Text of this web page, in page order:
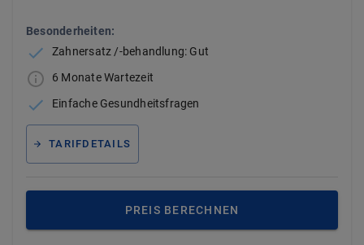
Besonderheiten:
Zahnersatz /-behandlung: Gut
6 Monate Wartezeit
Einfache Gesundheitsfragen
TARIFDETAILS
PREIS BERECHNEN